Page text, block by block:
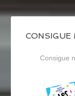
CONSIGUE
Consigue